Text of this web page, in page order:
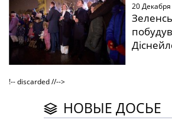
20
!-- discarded //-->
НОВЫЕ ДОСЬЕ